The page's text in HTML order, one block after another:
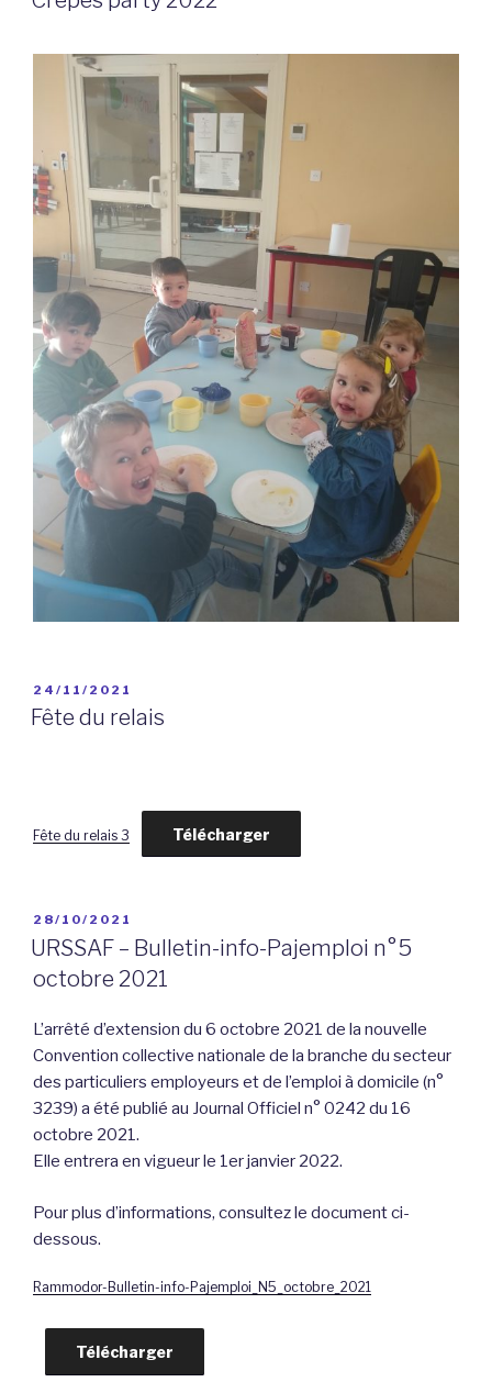
PUBLIÉ
LE
24/11/2021
Fête du relais
Fête du relais 3 Télécharger
PUBLIÉ
LE
28/10/2021
URSSAF – Bulletin-info-Pajemploi n°5
octobre 2021
L’arrêté d’extension du 6 octobre 2021 de la nouvelle
Convention collective nationale de la branche du secteur
des particuliers employeurs et de l’emploi à domicile (n°
3239) a été publié au Journal Officiel n° 0242 du 16
octobre 2021.
Elle entrera en vigueur le 1er janvier 2022.
Pour plus d’informations, consultez le document ci-
dessous.
Rammodor-Bulletin-info-Pajemploi_N5_octobre_2021
Télécharger